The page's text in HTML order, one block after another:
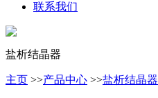
联系我们
盐析结晶器
主页 >>产品中心 >>盐析结晶器